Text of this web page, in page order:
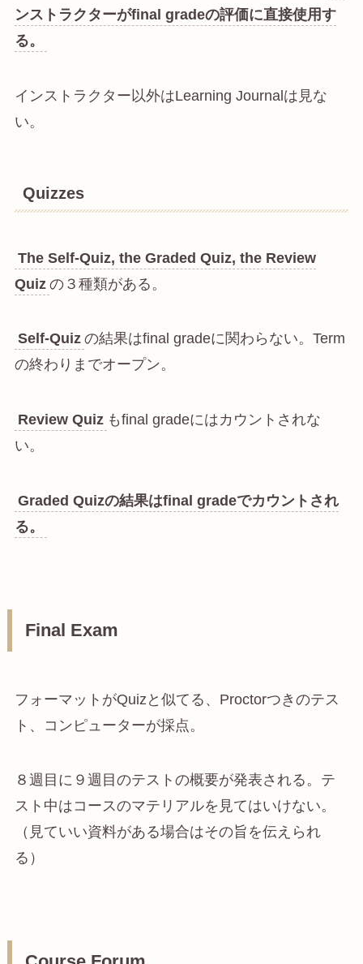
ンストラクターがfinal gradeの評価に直接使用す
る。
インストラクター以外はLearning Journalは見な
い。
Quizzes
The Self-Quiz, the Graded Quiz, the Review
Quiz の３種類がある。
Self-Quiz の結果はfinal gradeに関わらない。Term
の終わりまでオープン。
Review Quiz もfinal gradeにはカウントされな
い。
Graded Quizの結果はfinal gradeでカウントされ
る。
Final Exam
フォーマットがQuizと似てる、Proctorつきのテス
ト、コンピューターが採点。
８週目に９週目のテストの概要が発表される。テ
スト中はコースのマテリアルを見てはいけない。
（見ていい資料がある場合はその旨を伝えられ
る）